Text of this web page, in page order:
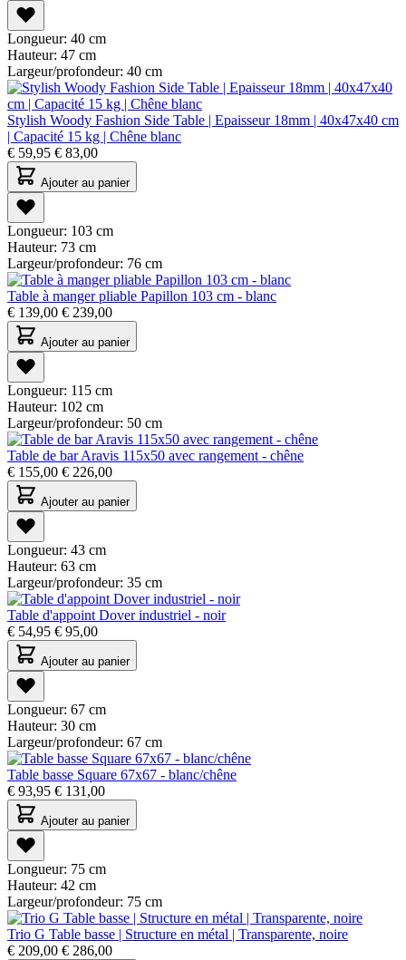
Longueur: 40 cm
Hauteur: 47 cm
Largeur/profondeur: 40 cm
Stylish Woody Fashion Side Table | Epaisseur 18mm | 40x47x40 cm
| Capacité 15 kg | Chêne blanc
€ 59,95 € 83,00
Ajouter au panier
Longueur: 103 cm
Hauteur: 73 cm
Largeur/profondeur: 76 cm
Table à manger pliable Papillon 103 cm - blanc
€ 139,00 € 239,00
Ajouter au panier
Longueur: 115 cm
Hauteur: 102 cm
Largeur/profondeur: 50 cm
Table de bar Aravis 115x50 avec rangement - chêne
€ 155,00 € 226,00
Ajouter au panier
Longueur: 43 cm
Hauteur: 63 cm
Largeur/profondeur: 35 cm
Table d'appoint Dover industriel - noir
€ 54,95 € 95,00
Ajouter au panier
Longueur: 67 cm
Hauteur: 30 cm
Largeur/profondeur: 67 cm
Table basse Square 67x67 - blanc/chêne
€ 93,95 € 131,00
Ajouter au panier
Longueur: 75 cm
Hauteur: 42 cm
Largeur/profondeur: 75 cm
Trio G Table basse | Structure en métal | Transparente, noire
€ 209,00 € 286,00